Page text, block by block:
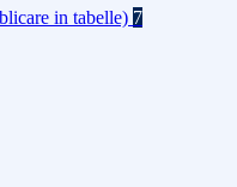
in tabelle) 7